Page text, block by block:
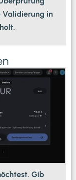
Validierung in
Gib